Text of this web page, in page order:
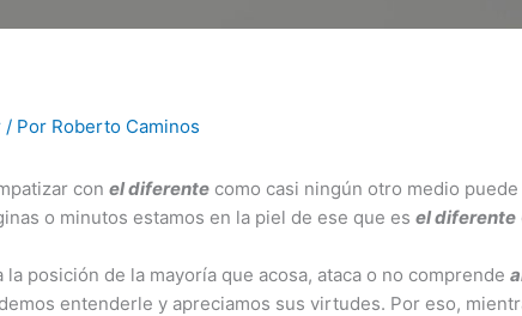
/ Por Roberto Caminos
conel diferente como casi ningún otro medio
o minutos estamos en la piel de ese que esel diferente
posición de la mayoría que acosa, ataca o no comprende
entenderle y apreciamos sus virtudes. Por eso,